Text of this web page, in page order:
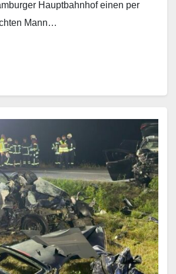
Hauptbahnhof einen per
Mann…